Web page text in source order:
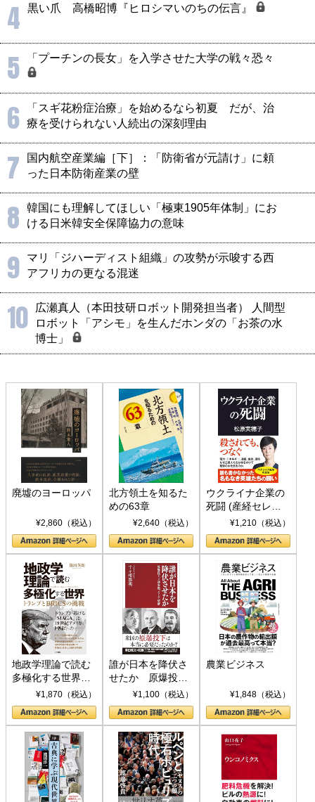
4 黒い爪 高橋昭博『ヒロシマいのちの伝言』
5 「プーチンの長女」を入学させた大学の戦々恐々
6
「スギ花粉症治療」を始めるなら初夏 だが、治
療を受けられない人続出の深刻理由
7
国内航空産業編［下］：「防衛省が元請け」に頼
った日本防衛産業の壁
8
韓国にも理解してほしい「極東1905年体制」にお
ける日米韓安全保障協力の意味
9
マリ「ジハーディスト組織」の攻勢が示唆する西
アフリカの更なる混迷
10
広瀬真人（本田技研ロボット開発担当者） 人間型
ロボット「アシモ」を生んだホンダの「お茶の水
博士」
廃墟のヨーロッパ
¥2,860（税込）
北方領土を知るた
めの63章
¥2,640（税込）
ウクライナ企業の
死闘 (産経セレク
ト S 039)¥1,210（税込）
地政学理論で読む
多極化する世界：
トランプとBRICS
の挑戦
¥1,870（税込）
誰が日本を降伏さ
せたか 原爆投
下、ソ連参戦、そ
して聖断 (PHP新
書)
¥1,100（税込）
農業ビジネス
¥1,848（税込）